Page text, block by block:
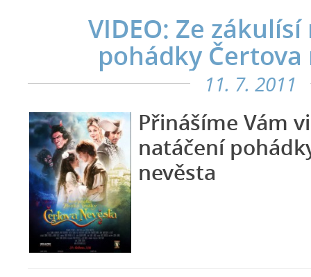
VIDEO: Ze
pohádky Čertova
11. 7. 2011
Přinášíme Vám
natáčení
nevěsta